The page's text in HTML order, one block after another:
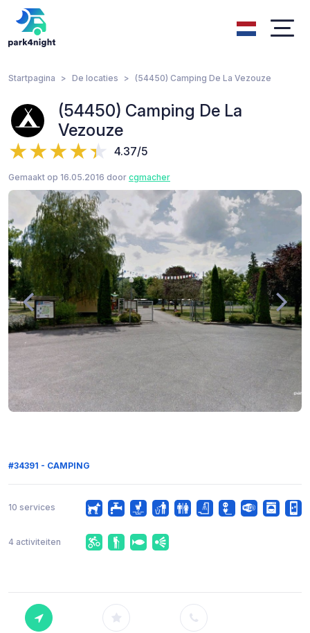
Startpagina De locaties (54450) Camping De La Vezouze
(54450) Camping De La
Vezouze
4.37/5
Gemaakt op 16.05.2016 door cgmacher
#34391 - CAMPING
10 services
4 activiteiten